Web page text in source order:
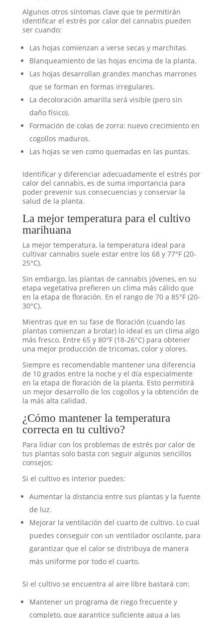
Algunos otros síntomas clave que te permitirán
identificar el estrés por calor del cannabis pueden
ser cuando:
Las hojas comienzan a verse secas y marchitas.
Blanqueamiento de las hojas encima de la planta.
Las hojas desarrollan grandes manchas marrones
que se forman en formas irregulares.
La decoloración amarilla será visible (pero sin
daño físico).
Formación de colas de zorra: nuevo crecimiento en
cogollos maduros.
Las hojas se ven como quemadas en las puntas.
Identificar y diferenciar adecuadamente el estrés por
calor del cannabis, es de suma importancia para
poder prevenir sus consecuencias y conservar la
salud de la planta.
La mejor temperatura para el cultivo
marihuana
La mejor temperatura, la temperatura ideal para
cultivar cannabis suele estar entre los 68 y 77°F (20-
25°C).
Sin embargo, las plantas de cannabis jóvenes, en su
etapa vegetativa prefieren un clima más cálido que
en la etapa de floración. En el rango de 70 a 85°F (20-
30°C).
Mientras que en su fase de floración (cuando las
plantas comienzan a brotar) lo ideal es un clima algo
más fresco. Entre 65 y 80°F (18-26°C) para obtener
una mejor producción de tricomas, color y olores.
Siempre es recomendable mantener una diferencia
de 10 grados entre la noche y el día especialmente
en la etapa de floración de la planta. Esto permitirá
un mejor desarrollo de los cogollos y la obtención de
la más alta calidad.
¿Cómo mantener la temperatura
correcta en tu cultivo?
Para lidiar con los problemas de estrés por calor de
tus plantas solo basta con seguir algunos sencillos
consejos:
Si el cultivo es interior puedes:
Aumentar la distancia entre sus plantas y la fuente
de luz.
Mejorar la ventilación del cuarto de cultivo. Lo cual
puedes conseguir con un ventilador oscilante, para
garantizar que el calor se distribuya de manera
más uniforme por todo el cuarto.
Si el cultivo se encuentra al aire libre bastará con:
Mantener un programa de riego frecuente y
completo, que garantice suficiente agua a las